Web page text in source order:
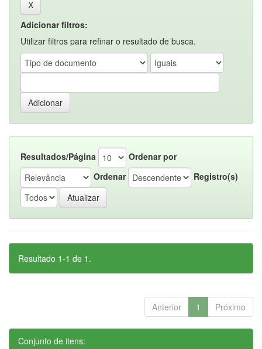
Adicionar filtros:
Utilizar filtros para refinar o resultado de busca.
Resultados/Página
Ordenar por
Ordenar
Registro(s)
Resultado 1-1 de 1.
Anterior 1 Próximo
Conjunto de itens: